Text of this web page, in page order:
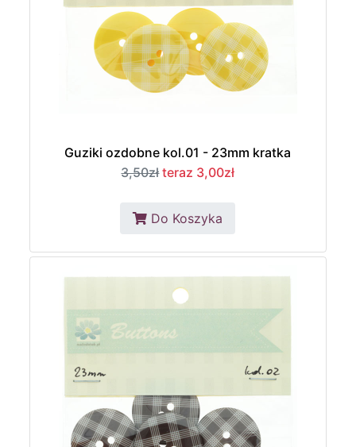
Guziki ozdobne kol.01 - 23mm kratka
3,50zł teraz 3,00zł
Do Koszyka